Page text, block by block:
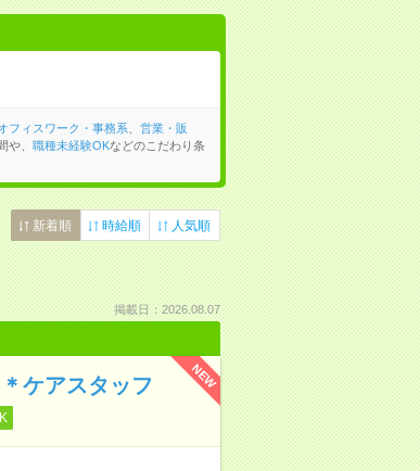
フィスワーク・事務系
営業・販
や、 職種未経験OKなどのこだわり条
新着順 時給順 人気順
掲載日：2026.08.07
NEW
ケアスタッフ